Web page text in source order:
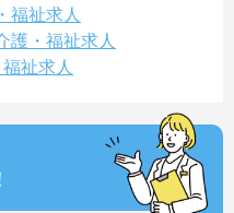
福祉求人
護・福祉求人
祉求人